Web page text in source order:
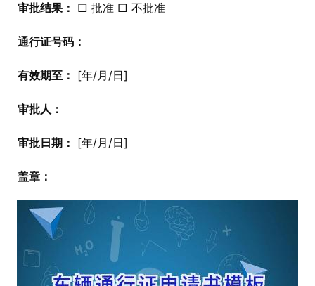
审批结果： □ 批准 □ 不批准
通行证号码：
有效期至： [年/月/日]
审批人：
审批日期： [年/月/日]
盖章：